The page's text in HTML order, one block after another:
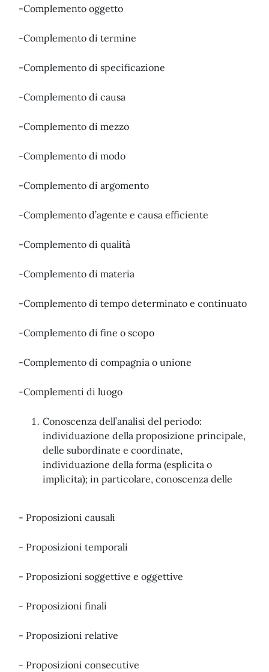
-Complemento oggetto
-Complemento di termine
-Complemento di specificazione
-Complemento di causa
-Complemento di mezzo
-Complemento di modo
-Complemento di argomento
-Complemento d’agente e causa efficiente
-Complemento di qualità
-Complemento di materia
-Complemento di tempo determinato e continuato
-Complemento di fine o scopo
-Complemento di compagnia o unione
-Complementi di luogo
Conoscenza dell’analisi del periodo:
individuazione della proposizione principale,
delle subordinate e coordinate,
individuazione della forma (esplicita o
implicita); in particolare, conoscenza delle
- Proposizioni causali
- Proposizioni temporali
- Proposizioni soggettive e oggettive
- Proposizioni finali
- Proposizioni relative
- Proposizioni consecutive